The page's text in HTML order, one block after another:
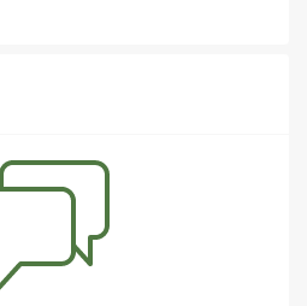
точек, может проступать буро-
без аромата, сочная и твёрдая,
при разрезании долго не темнеет,
в качестве начинок
десертов. Их можно добавлять в
и блюда из птицы. Незаменимы в